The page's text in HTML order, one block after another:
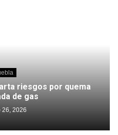
riesgos por quema
de gas
2026